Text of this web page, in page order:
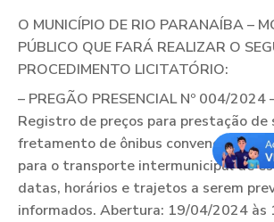
O MUNICÍPIO DE RIO PARANAÍBA –
PÚBLICO QUE FARÁ REALIZAR O
PROCEDIMENTO LICITATÓRIO:
– PREGÃO PRESENCIAL Nº 004/2024
Registro de preços para prestação de
fretamento de ônibus convencional,
para o transporte intermunicipal de
datas, horários e trajetos a serem
informados. Abertura: 19/04/2024 às